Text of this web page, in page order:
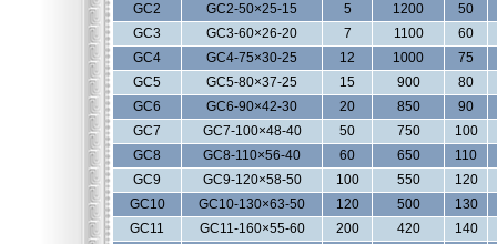
GC2
GC2-50×25-15 5 1200
50
GC3
GC3-60×26-20 7 1100
60
GC4
GC4-75×30-25 12 1000
75
GC5
GC5-80×37-25 15 900
80
GC6
GC6-90×42-30 20 850
90
GC7
GC7-100×48-40 50 750
100
GC8
GC8-110×56-40 60 650
110
GC9
GC9-120×58-50 100 550
120
GC10
GC10-130×63-50 120 500
130
GC11
GC11-160×55-60 200 420
140